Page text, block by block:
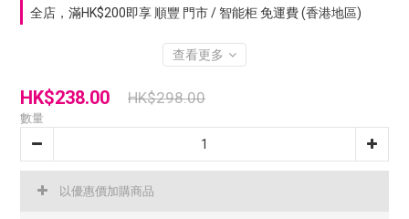
全店，滿HK$200即享 順豐 門市 / 智能柜 免運費 (香港地區)
查看更多
HK$238.00 HK$298.00
數量
以優惠價加購商品